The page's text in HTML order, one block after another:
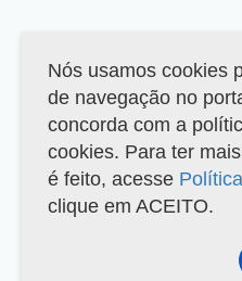
Nós usamos cookies
de navegação no
concorda com a
cookies. Para ter
é feito, acesse
clique em ACEITO.